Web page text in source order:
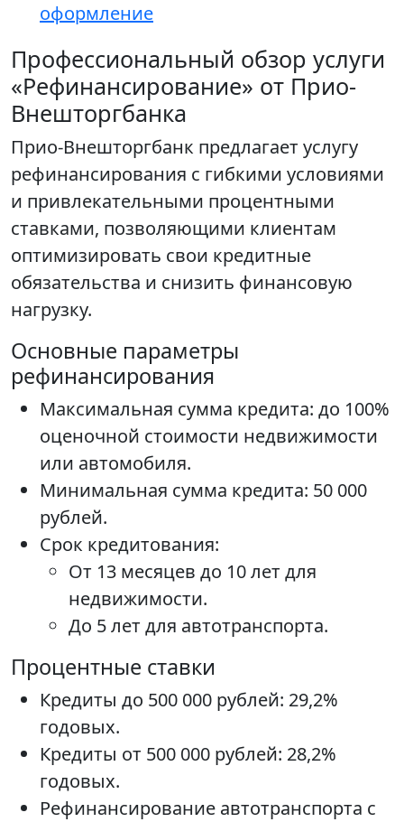
оформление
Профессиональный обзор услуги
«Рефинансирование» от Прио-
Внешторгбанка
Прио-Внешторгбанк предлагает услугу
рефинансирования с гибкими условиями
и привлекательными процентными
ставками, позволяющими клиентам
оптимизировать свои кредитные
обязательства и снизить финансовую
нагрузку.
Основные параметры
рефинансирования
Максимальная сумма кредита: до 100%
оценочной стоимости недвижимости
или автомобиля.
Минимальная сумма кредита: 50 000
рублей.
Срок кредитования:
От 13 месяцев до 10 лет для
недвижимости.
До 5 лет для автотранспорта.
Процентные ставки
Кредиты до 500 000 рублей: 29,2%
годовых.
Кредиты от 500 000 рублей: 28,2%
годовых.
Рефинансирование автотранспорта с